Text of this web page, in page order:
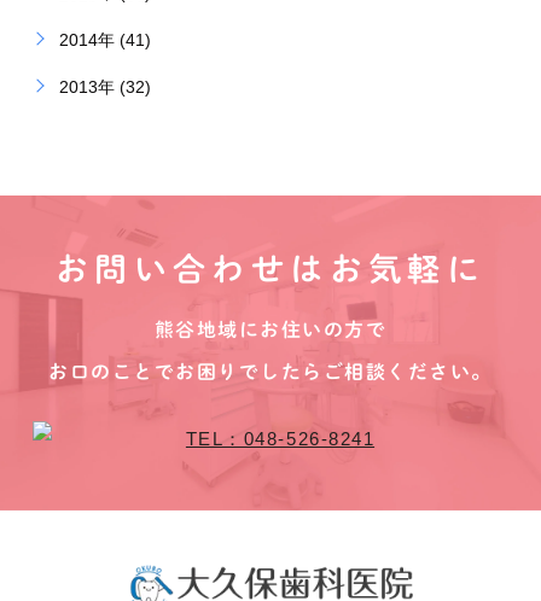
2014年 (41)
2013年 (32)
お問い合わせはお気軽に
熊谷地域にお住いの方で
お口のことでお困りでしたらご相談ください。